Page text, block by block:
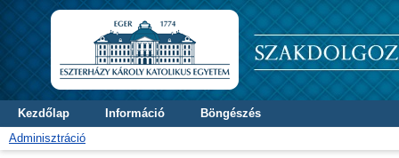
Kezdőlap Információ
Böngészés
Adminisztráció